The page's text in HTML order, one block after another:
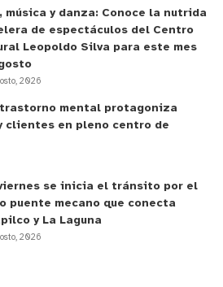
música y danza: Conoce la nutrida
de espectáculos del Centro
Leopoldo Silva para este mes
2026
trastorno mental protagoniza
clientes en pleno centro de
se inicia el tránsito por el
puente mecano que conecta
y La Laguna
2026